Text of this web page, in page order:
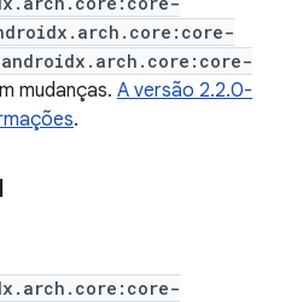
androidx.arch.core:core-
mudanças. A versão 2.2.0-
.